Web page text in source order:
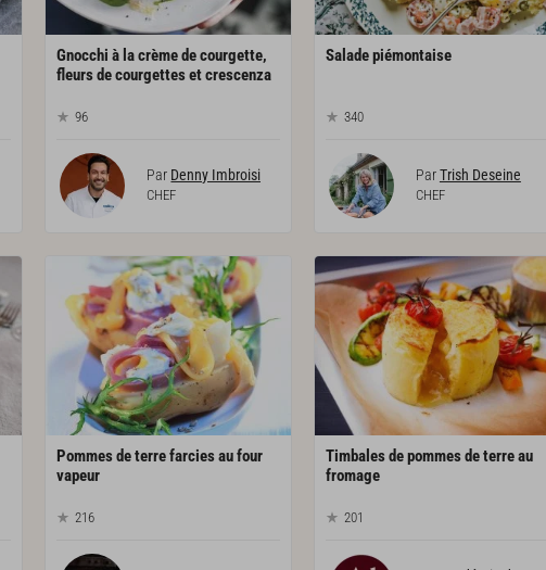
Gnocchi à la crème de courgette,
fleurs de courgettes et crescenza
96
Par Denny Imbroisi
CHEF
Saladepiémontaise
340
ParTrish Deseine
CHEF
Pommes de terre farcies au four
vapeur
216
Timbales de pommes de terre au
fromage
201